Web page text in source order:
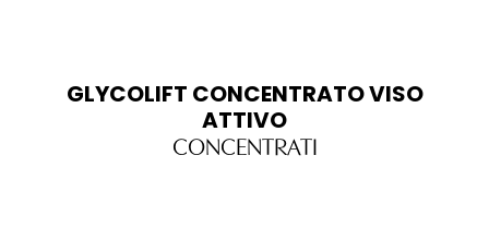
GLYCOLIFT CONCENTRATO VISO
ATTIVO
CONCENTRATI